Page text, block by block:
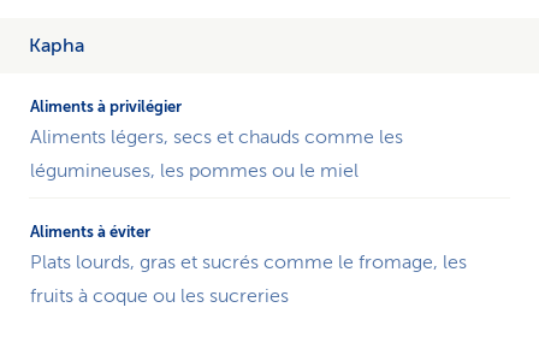
Kapha
Aliments légers, secs et chauds comme les
légumineuses, les pommes ou le miel
Plats lourds, gras et sucrés comme le fromage, les
fruits à coque ou les sucreries